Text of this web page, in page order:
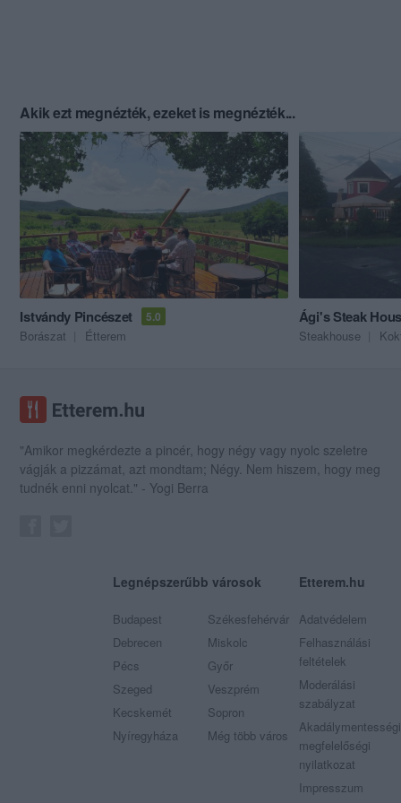
Akik ezt megnézték, ezeket is megnézték...
Istvándy Pincészet 5.0
Borászat Étterem
Ági's Steak
Steakhouse
"Amikor megkérdezte a pincér, hogy négy vagy nyolc szeletre
vágják a pizzámat, azt mondtam; Négy. Nem hiszem, hogy meg
tudnék enni nyolcat." - Yogi Berra
Legnépszerűbb városok
Budapest
Debrecen
Pécs
Szeged
Kecskemét
Nyíregyháza
Székesfehérvár
Miskolc
Győr
Veszprém
Sopron
Még több város
Etterem.hu
Adatvédelem
Felhasználási
feltételek
Moderálási
szabályzat
Akadálymentességi
megfelelőségi
nyilatkozat
Impresszum